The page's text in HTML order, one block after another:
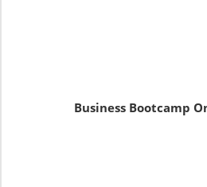
Business Bootcamp